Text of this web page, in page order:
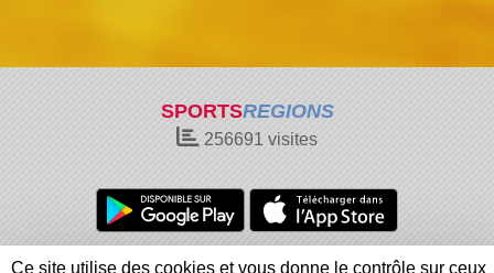
SPORTSREGIONS
256691 visites
Charte cookies Gestion des cookies
Ce site utilise des cookies et vous donne le contrôle sur ceux